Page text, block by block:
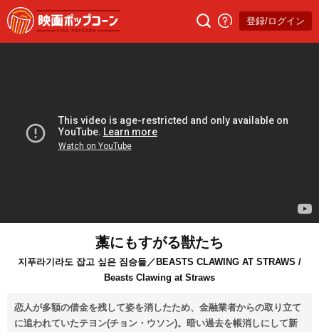
登録/ログイン
藁にもすがる獣たち
지푸라기라도 잡고 싶은 짐승들／BEASTS CLAWING AT STRAWS /
Beasts Clawing at Straws
恋人が多額の借金を残して姿を消したため、金融業者からの取り立て
に追われていたテヨン(チョン・ウソン)。暗い過去を帳消しにして新